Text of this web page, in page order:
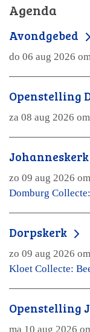
Agenda
Avondgebed
do 06 aug 2026
Openstelling
za 08 aug 2026
Johanneskerk
zo 09 aug 2026
Domburg
Dorpskerk
zo 09 aug 2026
Kloet Collecte:
Openstelling
ma 10 aug 2026